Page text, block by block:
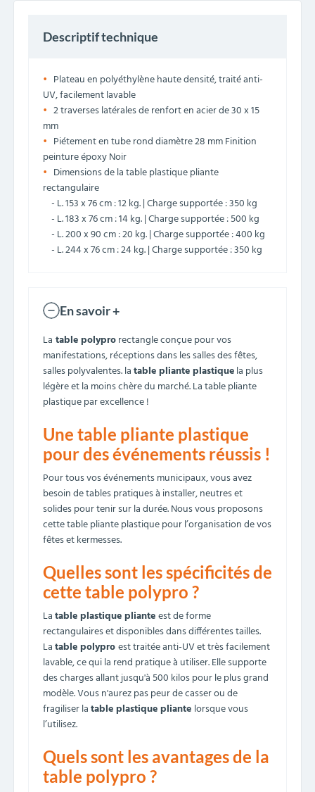
Descriptif technique
Plateau en polyéthylène haute densité, traité anti-
UV, facilement lavable
2 traverses latérales de renfort en acier de 30 x 15
mm
Piétement en tube rond diamètre 28 mm Finition
peinture époxy Noir
Dimensions de la table plastique pliante
rectangulaire
- L. 153 x 76 cm : 12 kg. | Charge supportée : 350 kg
- L. 183 x 76 cm : 14 kg. | Charge supportée : 500 kg
- L. 200 x 90 cm : 20 kg. | Charge supportée : 400 kg
- L. 244 x 76 cm : 24 kg. | Charge supportée : 350 kg
En savoir +
La table polyprorectangle conçue pour vos
manifestations, réceptions dans les salles des fêtes,
salles polyvalentes. latable pliante plastiquela plus
légère et la moins chère du marché. La table pliante
plastique par excellence !
Une table pliante plastique
pour des événements réussis !
Pour tous vos événements municipaux, vous avez
besoin de tables pratiques à installer, neutres et
solides pour tenir sur la durée. Nous vous proposons
cette table pliante plastique pour l’organisation de vos
fêtes et kermesses.
Quelles sont les spécificités de
cette table polypro ?
Latable plastique plianteest de forme
rectangulaires et disponibles dans différentes tailles.
Latable polyproest traitée anti-UV et très facilement
lavable, ce qui la rend pratique à utiliser. Elle supporte
des charges allant jusqu'à 500 kilos pour le plus grand
modèle. Vous n'aurez pas peur de casser ou de
fragiliser latable plastique pliante lorsque vous
l’utilisez.
Quels sont les avantages de la
table polypro ?